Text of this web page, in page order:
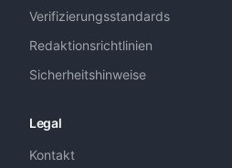
Verifizierungsstandards
Redaktionsrichtlinien
Sicherheitshinweise
Legal
Kontakt